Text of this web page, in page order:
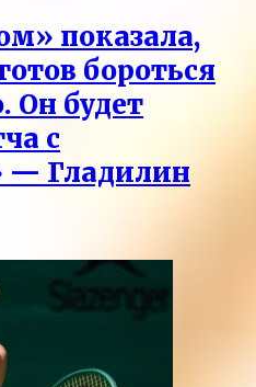
показала,
бороться
Он будет
с
— Гладилин